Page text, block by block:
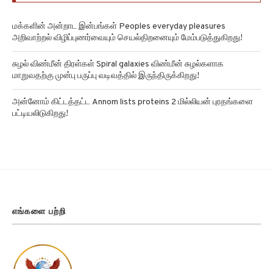
மக்களின் அன்றாட இன்பங்கள் Peoples everyday pleasures
அறிவாற்றல் விழிப்புணர்வையும் செயல்திறனையும் மேம்படுத்துகிறது!
சுழல் விண்மீன் திரள்கள் Spiral galaxies விண்மீன் சுழல்களாக
மாறுவதற்கு முன்பு பருப்பு வடிவத்தில் இருந்திருக்கிறது!
அன்னோம் கிட்டத்தட்ட Annom lists proteins 2 மில்லியன் புரதங்களை
பட்டியலிடுகிறது!
எங்களை பற்றி